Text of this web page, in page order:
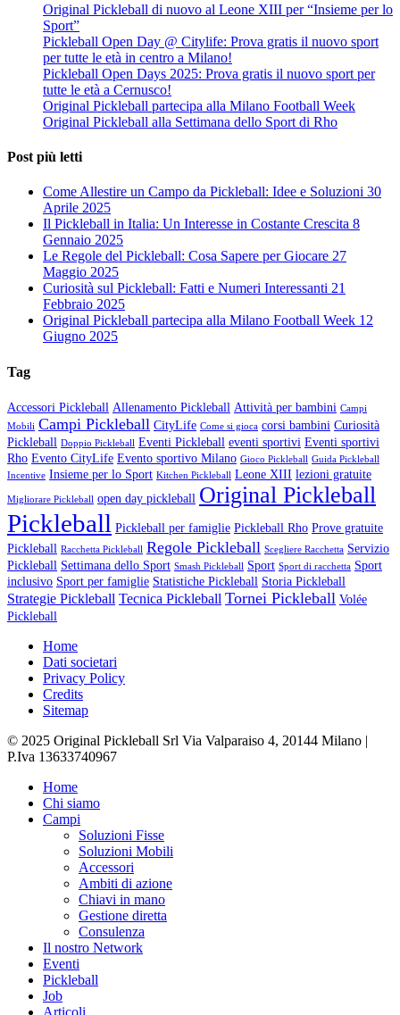
Original Pickleball di nuovo al Leone XIII per “Insieme per lo
Sport”
Pickleball Open Day @ Citylife: Prova gratis il nuovo sport
per tutte le età in centro a Milano!
Pickleball Open Days 2025: Prova gratis il nuovo sport per
tutte le età a Cernusco!
Original Pickleball partecipa alla Milano Football Week
Original Pickleball alla Settimana dello Sport di Rho
Post più letti
Come Allestire un Campo da Pickleball: Idee e Soluzioni 30
Aprile 2025
Il Pickleball in Italia: Un Interesse in Costante Crescita 8
Gennaio 2025
Le Regole del Pickleball: Cosa Sapere per Giocare 27
Maggio 2025
Curiosità sul Pickleball: Fatti e Numeri Interessanti 21
Febbraio 2025
Original Pickleball partecipa alla Milano Football Week 12
Giugno 2025
Tag
Accessori Pickleball Allenamento Pickleball Attività per bambini Campi
Mobili Campi Pickleball CityLife Come si gioca corsi bambini Curiosità
Pickleball Doppio Pickleball Eventi Pickleball eventi sportivi Eventi sportivi
Rho Evento CityLife Evento sportivo Milano Gioco Pickleball Guida Pickleball
Incentive Insieme per lo Sport Kitchen Pickleball Leone XIII lezioni gratuite
Migliorare Pickleball open day pickleball Original Pickleball
Pickleball Pickleball per famiglie Pickleball Rho Prove gratuite
Pickleball Racchetta Pickleball Regole Pickleball Scegliere Racchetta Servizio
Pickleball Settimana dello Sport Smash Pickleball Sport Sport di racchetta Sport
inclusivo Sport per famiglie Statistiche Pickleball Storia Pickleball
Strategie Pickleball Tecnica Pickleball Tornei Pickleball Volée
Pickleball
Home
Dati societari
Privacy Policy
Credits
Sitemap
© 2025 Original Pickleball Srl Via Valparaiso 4, 20144 Milano |
P.Iva 13633740967
Close
Menu
Home
Chi siamo
Campi
Soluzioni Fisse
Soluzioni Mobili
Accessori
Ambiti di azione
Chiavi in mano
Gestione diretta
Consulenza
Il nostro Network
Eventi
Pickleball
Job
Articoli